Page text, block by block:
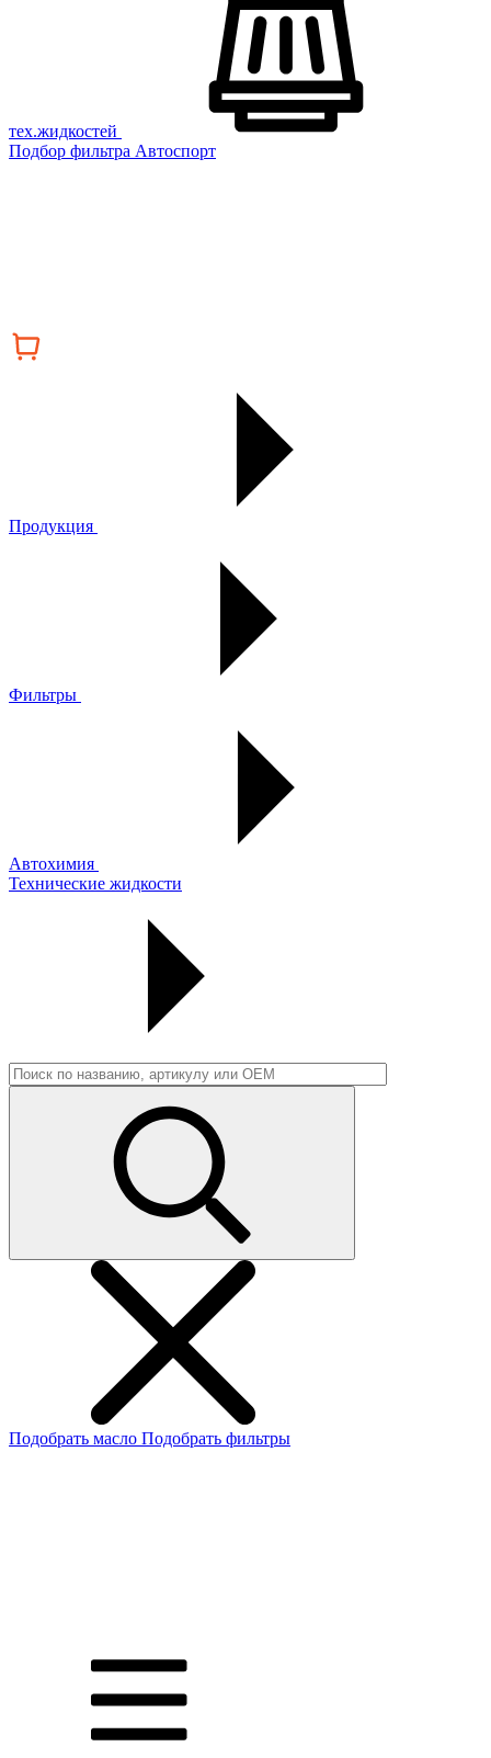
тех.жидкостей
Подбор фильтра Автоспорт
Продукция
Фильтры
Автохимия
Технические жидкости
Подобрать масло Подобрать фильтры